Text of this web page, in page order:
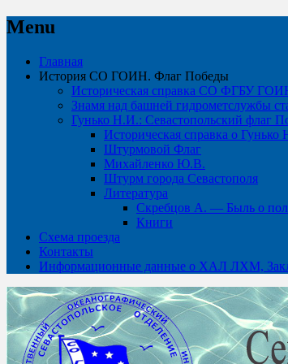
Menu
Skip
Главная
История СО ГОИН. Флаг Победы
Историческая справка СО ФГБУ
Знамя над башней гидрометслужбы
Гунько Н.И.: Севастопольский флаг
Историческая справка о Гунько
Штурмовой Флаг
Михайленко Ю.В.
Штурм города Севастополя
Литература
Скребцов А. — Быль о
Книги
Схема проезда
Контакты
Информационные данные о ХАЛ ЛХМ,